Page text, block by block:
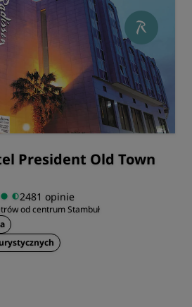
President Old Town
2481 opinie
od centrum Stambuł